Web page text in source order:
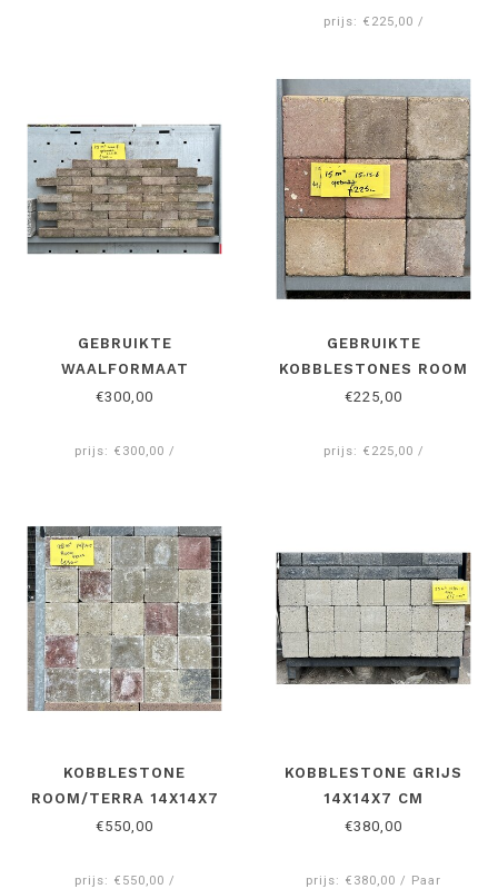
prijs: €225,00 /
GEBRUIKTE
WAALFORMAAT
€300,00
prijs: €300,00 /
GEBRUIKTE
KOBBLESTONES ROOM
15X15X6 CM
€225,00
prijs: €225,00 /
KOBBLESTONE
ROOM/TERRA 14X14X7
CM
€550,00
prijs: €550,00 /
KOBBLESTONE GRIJS
14X14X7 CM
€380,00
prijs: €380,00 / Paar